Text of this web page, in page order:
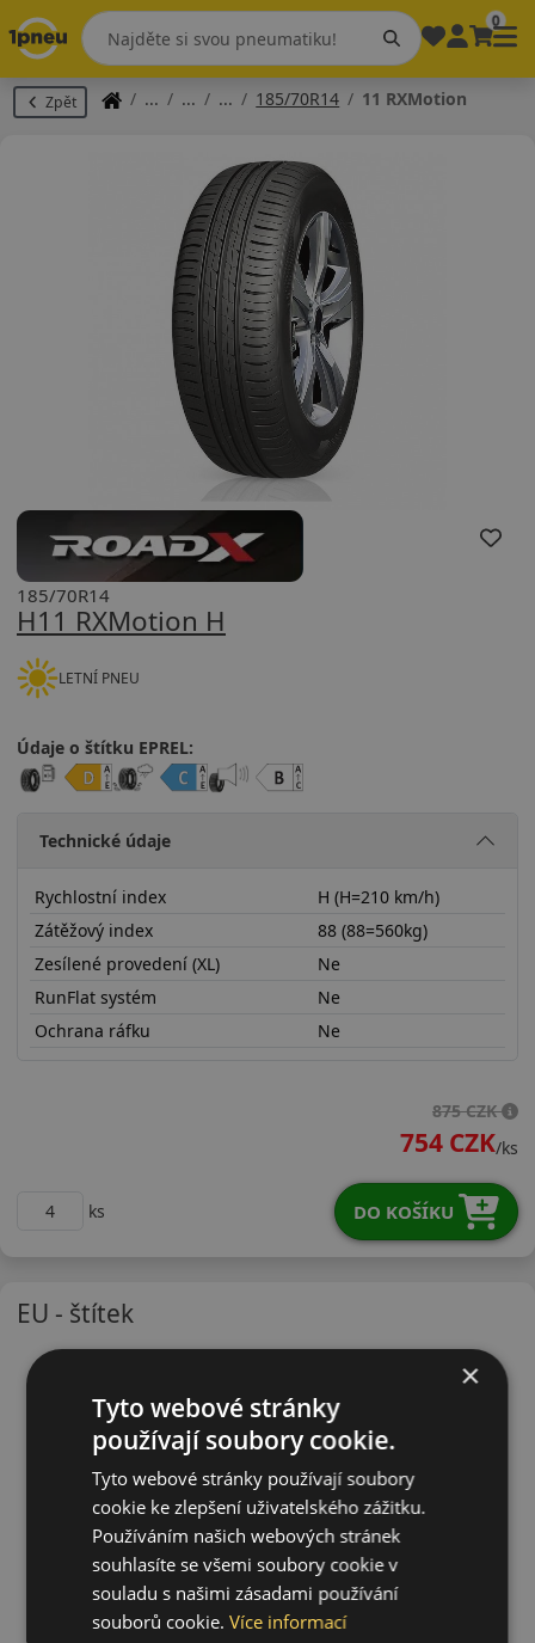
0
Zpět 185/70R14 11 RXMotion
H11 RXMotion H
185/70R14
LETNÍ PNEU
Údaje o štítku EPREL:
Technické údaje
Rychlostní index
H (H=210 km/h)
Zátěžový index
88 (88=560kg)
Zesílené provedení (XL)
Ne
RunFlat systém
Ne
Ochrana ráfku
Ne
875 CZK
754 CZK/ks
ks DO KOŠÍKU
EU - štítek
×
Tyto webové stránky
používají soubory cookie.
Tyto webové stránky používají soubory
cookie ke zlepšení uživatelského zážitku.
Používáním našich webových stránek
souhlasíte se všemi soubory cookie v
souladu s našimi zásadami používání
souborů cookie.Více informací